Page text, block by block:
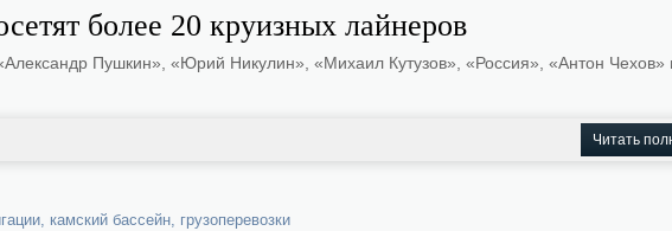
более 20 круизных лайнеров
Пушкин», «Юрий Никулин», «Михаил Кутузов», «Россия», «Антон Чехов»
Читать
, камский бассейн, грузоперевозки